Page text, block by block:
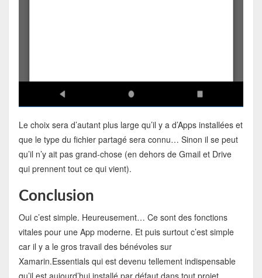
Le choix sera d’autant plus large qu’il y a d’Apps installées et
que le type du fichier partagé sera connu… Sinon il se peut
qu’il n’y ait pas grand-chose (en dehors de Gmail et Drive
qui prennent tout ce qui vient).
Conclusion
Oui c’est simple. Heureusement… Ce sont des fonctions
vitales pour une App moderne. Et puis surtout c’est simple
car il y a le gros travail des bénévoles sur
Xamarin.Essentials qui est devenu tellement indispensable